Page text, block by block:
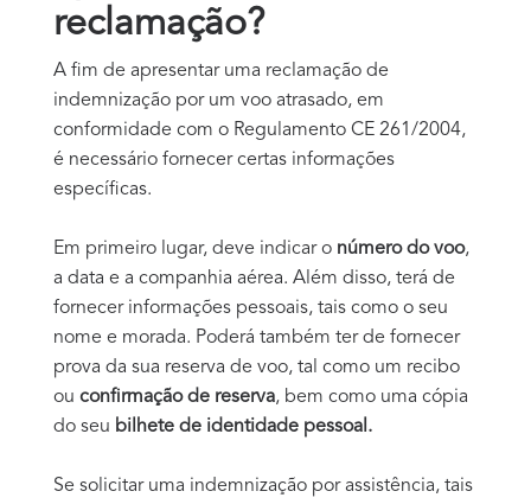
reclamação?
A fim de apresentar uma reclamação de
indemnização por um voo atrasado, em
conformidade com o Regulamento CE 261/2004,
é necessário fornecer certas informações
específicas.
Em primeiro lugar, deve indicar o número do voo,
a data e a companhia aérea. Além disso, terá de
fornecer informações pessoais, tais como o seu
nome e morada. Poderá também ter de fornecer
prova da sua reserva de voo, tal como um recibo
ou confirmação de reserva, bem como uma cópia
do seu bilhete de identidade pessoal.
Se solicitar uma indemnização por assistência, tais